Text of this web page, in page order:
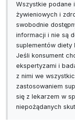
Wszystkie podane
żywieniowych i
swobodnie
informacji i nie są
suplementów diety
Jeśli konsument
ekspertyzami i
z nimi we
zastosowaniem
się z lekarzem w
niepożądanych